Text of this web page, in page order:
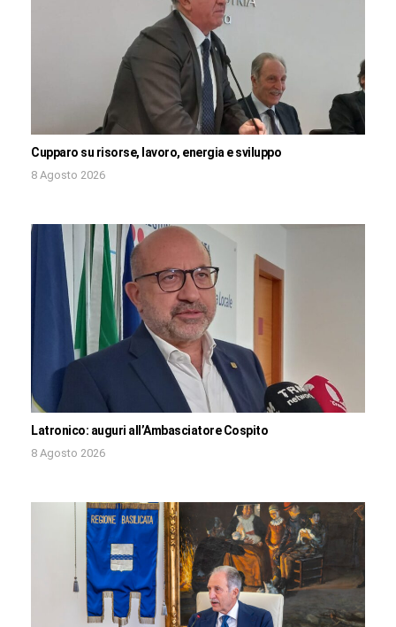
Cupparo su risorse, lavoro, energia e sviluppo
8 Agosto 2026
Latronico: auguri all’Ambasciatore Cospito
8 Agosto 2026